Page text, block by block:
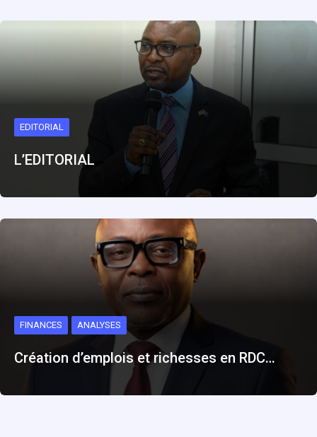
EDITORIAL
L’EDITORIAL
FINANCES ANALYSES
Création d’emplois et richesses en RDC…